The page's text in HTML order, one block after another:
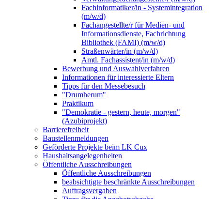
Fachinformatiker/in - Systemintegration
(m/w/d)
Fachangestellte/r für Medien- und
Informationsdienste, Fachrichtung
Bibliothek (FAMI) (m/w/d)
Straßenwärter/in (m/w/d)
Amtl. Fachassistent/in (m/w/d)
Bewerbung und Auswahlverfahren
Informationen für interessierte Eltern
Tipps für den Messebesuch
"Drumherum"
Praktikum
"Demokratie - gestern, heute, morgen"
(Azubiprojekt)
Barrierefreiheit
Baustellenmeldungen
Geförderte Projekte beim LK Cux
Haushaltsangelegenheiten
Öffentliche Ausschreibungen
Öffentliche Ausschreibungen
beabsichtigte beschränkte Ausschreibungen
Auftragsvergaben